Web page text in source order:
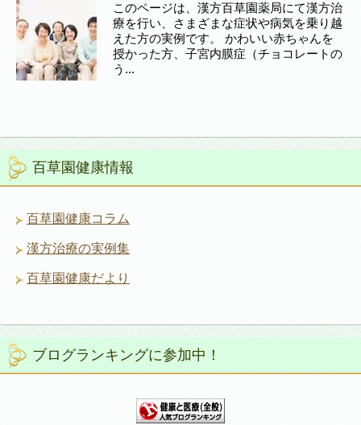
このページは、漢方百草園薬局にて漢方治
療を行い、さまざまな症状や病気を乗り越
えた方の実例です。 かわいい赤ちゃんを
授かった方、子宮内膜症（チョコレートの
う...
百草園健康情報
百草園健康コラム
漢方治療の実例集
百草園健康だより
ブログランキングに参加中！